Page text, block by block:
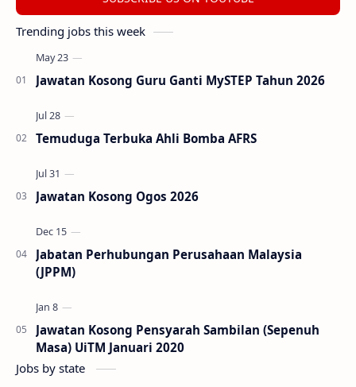
Trending jobs this week
Jawatan Kosong Guru Ganti MySTEP Tahun 2026
Temuduga Terbuka Ahli Bomba AFRS
Jawatan Kosong Ogos 2026
Jabatan Perhubungan Perusahaan Malaysia
(JPPM)
Jawatan Kosong Pensyarah Sambilan (Sepenuh
Masa) UiTM Januari 2020
Jobs by state